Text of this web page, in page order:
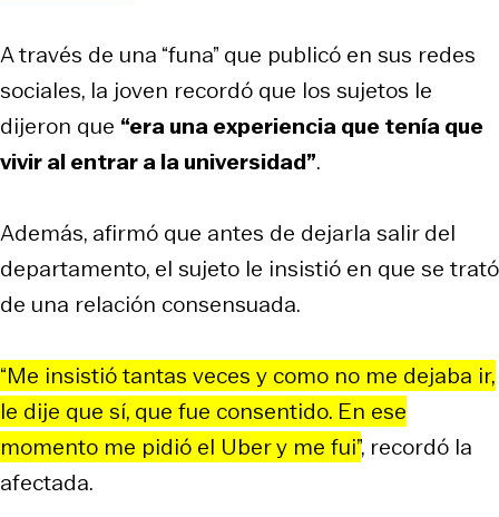
A través de una “funa” que publicó en sus redes
sociales, la joven recordó que los sujetos le
dijeron que “era una experiencia que tenía que
vivir al entrar a la universidad”.
Además, afirmó que antes de dejarla salir del
departamento, el sujeto le insistió en que se trató
de una relación consensuada.
“Me insistió tantas veces y como no me dejaba ir,
le dije que sí, que fue consentido. En ese
momento me pidió el Uber y me fui”, recordó la
afectada.